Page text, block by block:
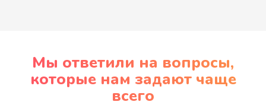
Перегрев.
Механические повреждения
Попадание влаги, пыли, остатков пищи
Мы ответили на вопросы,
которые нам задают чаще
всего